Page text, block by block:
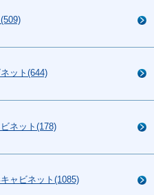
ット(644)
ネット(178)
ャビネット(1085)